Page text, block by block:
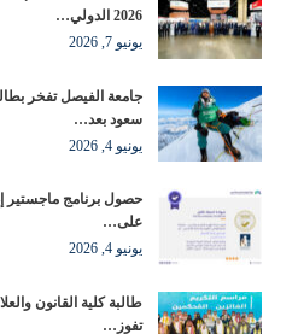
2026 الدولي…
يونيو 7, 2026
جامعة الفيصل تفخر
سعود بعد…
يونيو 4, 2026
حصول برنامج ماجستير
على…
يونيو 4, 2026
طالبة كلية القانون
تفوز…